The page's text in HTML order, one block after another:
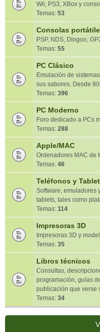
Wii, PS3, XBox y
Temas: 53
Consolas
PSP, NDS, Dingoo,
Temas: 55
PC Clásico
Emulación de
sus sabores. Desde
Temas: 396
PC Moderno
Foro dedicado a PCs
Temas: 288
Apple/MAC
Ordenadores MAC de
Temas: 46
Teléfonos y
Software, emuladores
tablets, tales como
Temas: 114
Impresoras 3D
Impresoras 3D y
Temas: 35
Libros técnicos
Consultas,
programación, guías
publicación que verse
Temas: 34